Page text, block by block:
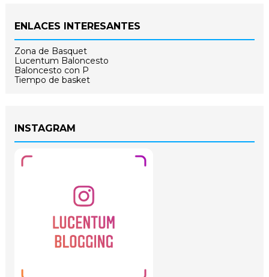
ENLACES INTERESANTES
Zona de Basquet
Lucentum Baloncesto
Baloncesto con P
Tiempo de basket
INSTAGRAM